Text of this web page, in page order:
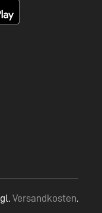
Versandkosten.